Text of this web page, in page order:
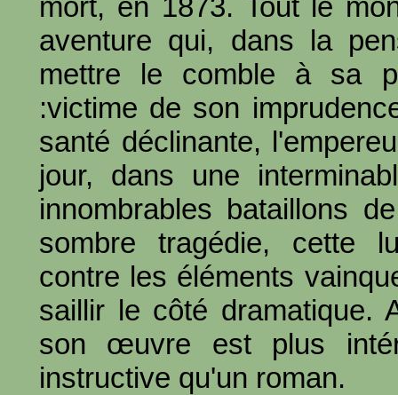
aventure qui, dans la
mettre le comble à sa
:victime de son
santé déclinante,
jour, dans une
innombrables bataillons
sombre tragédie, cette
contre les éléments
saillir le côté dramatique.
son œuvre est plus
instructive qu'un roman.